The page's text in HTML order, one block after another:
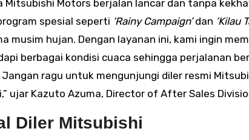
Mitsubishi Motors berjalan lancar dan tanpa
spesial seperti ‘Rainy Campaign’dan ‘Kilau
musim hujan. Dengan layanan ini, kami ingin
berbagai kondisi cuaca sehingga perjalanan
Jangan ragu untuk mengunjungi diler resmi
ujar Kazuto Azuma, Director of After Sales
Diler Mitsubishi